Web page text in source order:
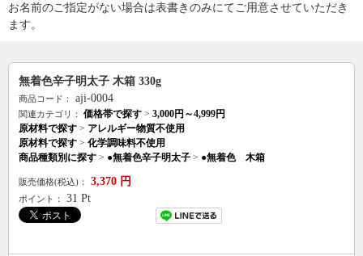
お名前のご指定がない場合は表書きのみにてご用意させていただき
ます。
無着色辛子明太子 木箱 330g
商品コード： aji-0004
関連カテゴリ： 価格帯で探す > 3,000円～4,999円
原材料で探す > アレルギー物質不使用
原材料で探す > 化学調味料不使用
商品種類別に探す > ●無着色辛子明太子 > ●無着色 木箱
販売価格(税込)： 3,370 円
ポイント： 31 Pt